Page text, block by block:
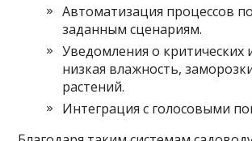
Автоматизация процессов
заданным сценариям.
Уведомления о
низкая влажность,
растений.
Интеграция с голосовыми